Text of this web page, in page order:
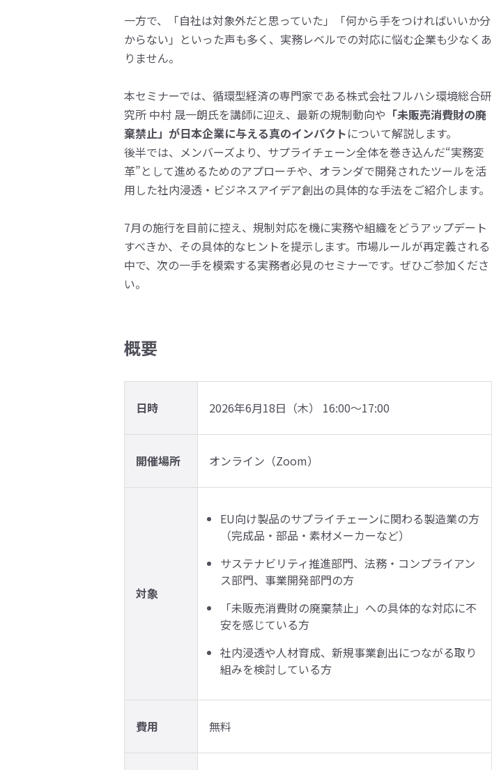
一方で、「自社は対象外だと思っていた」「何から手をつければいいか分
からない」といった声も多く、実務レベルでの対応に悩む企業も少なくあ
りません。
本セミナーでは、循環型経済の専門家である株式会社フルハシ環境総合研
究所 中村 晟一朗氏を講師に迎え、最新の規制動向や 「未販売消費財の廃
棄禁止」が日本企業に与える真のインパクトについて解説します。
後半では、メンバーズより、サプライチェーン全体を巻き込んだ“実務変
革”として進めるためのアプローチや、オランダで開発されたツールを活
用した社内浸透・ビジネスアイデア創出の具体的な手法をご紹介します。
7月の施行を目前に控え、規制対応を機に実務や組織をどうアップデート
すべきか、その具体的なヒントを提示します。市場ルールが再定義される
中で、次の一手を模索する実務者必見のセミナーです。ぜひご参加くださ
い。
概要
日時 2026年6月18日（木） 16:00〜17:00
開催場所 オンライン（Zoom）
対象
EU向け製品のサプライチェーンに関わる製造業の方
（完成品・部品・素材メーカーなど）
サステナビリティ推進部門、法務・コンプライアン
ス部門、事業開発部門の方
「未販売消費財の廃棄禁止」への具体的な対応に不
安を感じている方
社内浸透や人材育成、新規事業創出につながる取り
組みを検討している方
費用 無料